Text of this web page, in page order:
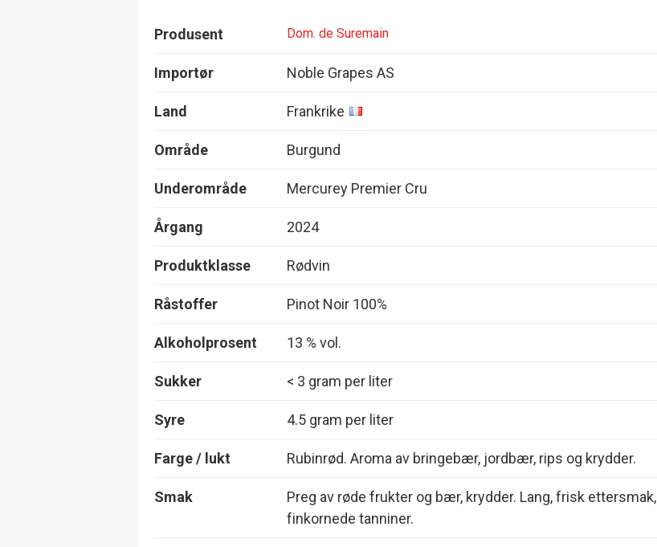
Produsent Dom. de Suremain
Importør Noble Grapes AS
Land Frankrike
Område Burgund
Underområde Mercurey Premier Cru
Årgang 2024
Produktklasse Rødvin
Råstoffer Pinot Noir 100%
Alkoholprosent 13 % vol.
Sukker < 3 gram per liter
Syre 4.5 gram per liter
Farge / lukt Rubinrød. Aroma av bringebær, jordbær, rips og krydder.
Smak
Preg av røde frukter og bær, krydder. Lang, frisk ettersmak,
finkornede tanniner.